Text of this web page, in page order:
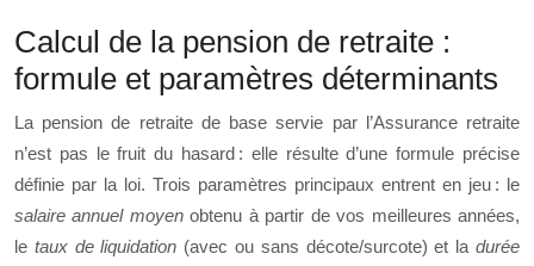
Calcul de la pension de retraite :
formule et paramètres déterminants
La pension de retraite de base servie par l’Assurance retraite
n’est pas le fruit du hasard : elle résulte d’une formule précise
définie par la loi. Trois paramètres principaux entrent en jeu : le
salaire annuel moyenobtenu à partir de vos meilleures années,
le taux de liquidation (avec ou sans décote/surcote) et ladurée